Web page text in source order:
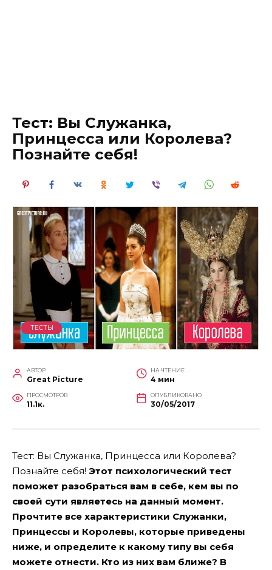
Тест: Вы Служанка,
Принцесса или Королева?
Познайте себя!
ТЕСТЫ
АВТОР
Great Picture
НА ЧТЕНИЕ
4 мин
ПРОСМОТРОВ
11.1к.
ОПУБЛИКОВАНО
30/05/2017
Тест: Вы Служанка, Принцесса или Королева?
Познайте себя! Этот психологический тест
поможет разобраться вам в себе, кем вы по
своей сути являетесь на данный момент.
Прочтите все характеристики Служанки,
Принцессы и Королевы, которые приведены
ниже, и определите к какому типу вы себя
можете отнести. Кто из них вам ближе? В